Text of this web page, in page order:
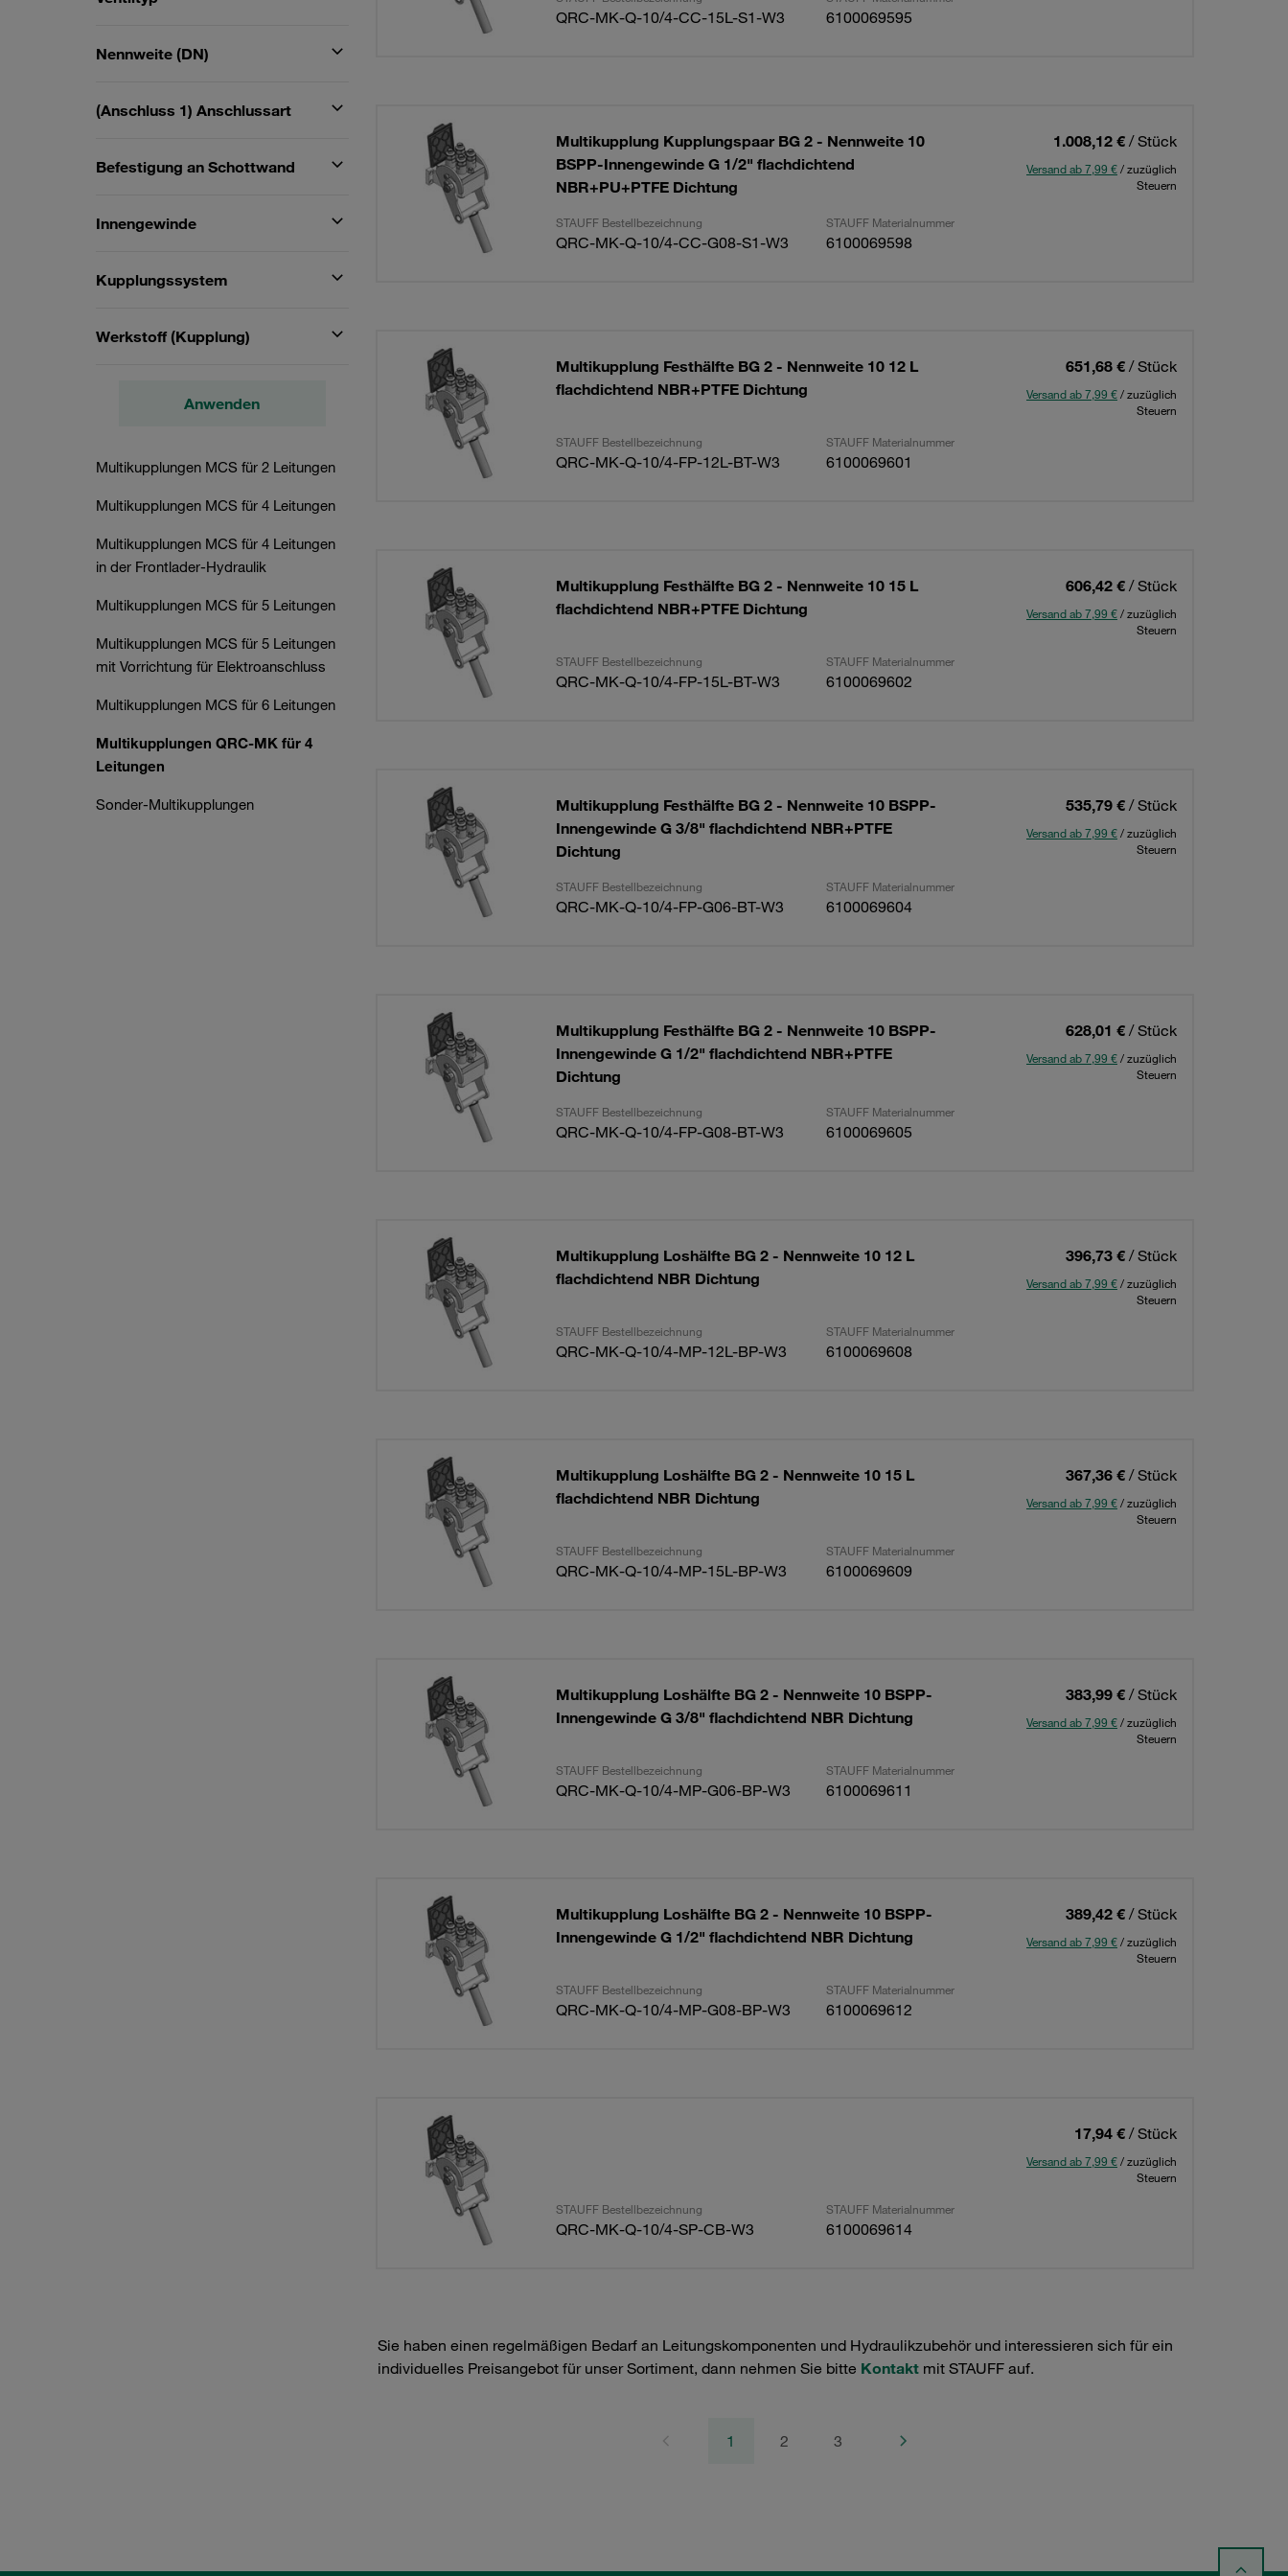
Nennweite (DN)
(Anschluss 1) Anschlussart
Befestigung an Schottwand
Innengewinde
Kupplungssystem
Werkstoff (Kupplung)
Anwenden
Multikupplungen MCS für 2 Leitungen
Multikupplungen MCS für 4 Leitungen
Multikupplungen MCS für 4 Leitungen
in der Frontlader‑Hydraulik
Multikupplungen MCS für 5 Leitungen
Multikupplungen MCS für 5 Leitungen
mit Vorrichtung für Elektroanschluss
Multikupplungen MCS für 6 Leitungen
Multikupplungen QRC-MK für 4
Leitungen
Sonder-Multikupplungen
QRC-MK-Q-10/4-CC-15L-S1-W3 6100069595
Multikupplung Kupplungspaar BG 2 - Nennweite 10
BSPP-Innengewinde G 1/2" flachdichtend
NBR+PU+PTFE Dichtung
1.008,12 € / Stück
Versand ab 7,99 €/ zuzüglich
Steuern
STAUFF Bestellbezeichnung STAUFF Materialnummer
QRC-MK-Q-10/4-CC-G08-S1-W3 6100069598
Multikupplung Festhälfte BG 2 - Nennweite 10 12 L
flachdichtend NBR+PTFE Dichtung
651,68 € / Stück
Versand ab 7,99 €/ zuzüglich
Steuern
STAUFF Bestellbezeichnung STAUFF Materialnummer
QRC-MK-Q-10/4-FP-12L-BT-W3 6100069601
Multikupplung Festhälfte BG 2 - Nennweite 10 15 L
flachdichtend NBR+PTFE Dichtung
606,42 € / Stück
Versand ab 7,99 €/ zuzüglich
Steuern
STAUFF Bestellbezeichnung STAUFF Materialnummer
QRC-MK-Q-10/4-FP-15L-BT-W3 6100069602
Multikupplung Festhälfte BG 2 - Nennweite 10 BSPP-
Innengewinde G 3/8" flachdichtend NBR+PTFE
Dichtung
535,79 € / Stück
Versand ab 7,99 €/ zuzüglich
Steuern
STAUFF Bestellbezeichnung STAUFF Materialnummer
QRC-MK-Q-10/4-FP-G06-BT-W3 6100069604
Multikupplung Festhälfte BG 2 - Nennweite 10 BSPP-
Innengewinde G 1/2" flachdichtend NBR+PTFE
Dichtung
628,01 € / Stück
Versand ab 7,99 €/ zuzüglich
Steuern
STAUFF Bestellbezeichnung STAUFF Materialnummer
QRC-MK-Q-10/4-FP-G08-BT-W3 6100069605
Multikupplung Loshälfte BG 2 - Nennweite 10 12 L
flachdichtend NBR Dichtung
396,73 € / Stück
Versand ab 7,99 €/ zuzüglich
Steuern
STAUFF Bestellbezeichnung STAUFF Materialnummer
QRC-MK-Q-10/4-MP-12L-BP-W3 6100069608
Multikupplung Loshälfte BG 2 - Nennweite 10 15 L
flachdichtend NBR Dichtung
367,36 € / Stück
Versand ab 7,99 €/ zuzüglich
Steuern
STAUFF Bestellbezeichnung STAUFF Materialnummer
QRC-MK-Q-10/4-MP-15L-BP-W3 6100069609
Multikupplung Loshälfte BG 2 - Nennweite 10 BSPP-
Innengewinde G 3/8" flachdichtend NBR Dichtung
383,99 € / Stück
Versand ab 7,99 €/ zuzüglich
Steuern
STAUFF Bestellbezeichnung STAUFF Materialnummer
QRC-MK-Q-10/4-MP-G06-BP-W3 6100069611
Multikupplung Loshälfte BG 2 - Nennweite 10 BSPP-
Innengewinde G 1/2" flachdichtend NBR Dichtung
389,42 € / Stück
Versand ab 7,99 €/ zuzüglich
Steuern
STAUFF Bestellbezeichnung STAUFF Materialnummer
QRC-MK-Q-10/4-MP-G08-BP-W3 6100069612
17,94 € / Stück
Versand ab 7,99 €/ zuzüglich
Steuern
STAUFF Bestellbezeichnung STAUFF Materialnummer
QRC-MK-Q-10/4-SP-CB-W3 6100069614
Sie haben einen regelmäßigen Bedarf an Leitungskomponenten und Hydraulikzubehör und interessieren sich für ein
individuelles Preisangebot für unser Sortiment, dann nehmen Sie bitte Kontaktmit STAUFF auf.
1 2 3